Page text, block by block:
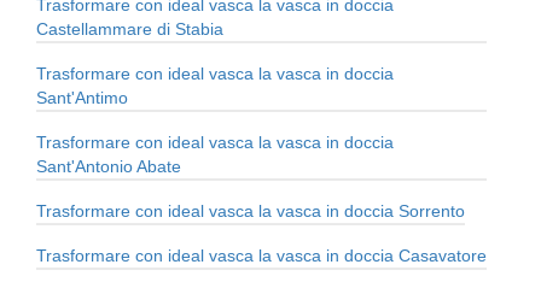
Trasformare con ideal vasca la vasca in doccia
Castellammare di Stabia
Trasformare con ideal vasca la vasca in doccia
Sant'Antimo
Trasformare con ideal vasca la vasca in doccia
Sant'Antonio Abate
Trasformare con ideal vasca la vasca in doccia Sorrento
Trasformare con ideal vasca la vasca in doccia Casavatore